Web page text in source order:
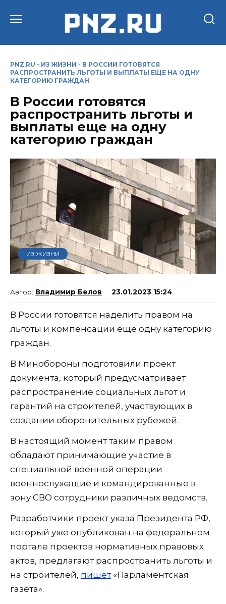
PNZ.RU - ИЗ ЖИЗНИ - В РОССИИ ГОТОВЯТСЯ
РАСПРОСТРАНИТЬ ЛЬГОТЫ И ВЫПЛАТЫ ЕЩЕ НА ОДНУ
КАТЕГОРИЮ ГРАЖДАН
В России готовятся
распространить льготы и
выплаты еще на одну
категорию граждан
ИЗ ЖИЗНИ
Владимир Белов 23.01.2023 15:24
В России готовятся наделить правом на
льготы и компенсации еще одну категорию
граждан.
В Минобороны подготовили проект
документа, который предусматривает
распространение социальных льгот и
гарантий на строителей, участвующих в
создании оборонительных рубежей.
В настоящий момент таким правом
обладают принимающие участие в
специальной военной операции
военнослужащие и командированные в
зону СВО сотрудники различных ведомств.
Разработчики проект указа Президента РФ,
который уже опубликован на федеральном
портале проектов нормативных правовых
актов, предлагают распространить льготы и
на строителей, пишет«Парламентская
газета».